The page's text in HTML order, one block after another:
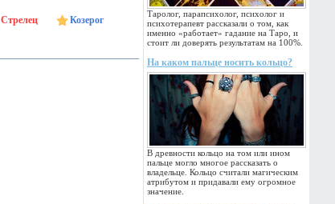
Таролог, парапсихолог, психолог и
психотерапевт рассказали о том, как
именно «работает» гадание на Таро, и
стоит ли доверять результатам на 100%.
На каком пальце носить кольцо?
В древности кольцо на том или ином
пальце могло многое рассказать о
владельце. Кольцо считали магическим
атрибутом и придавали ему огромное
значение.
Стрелец
Козерог